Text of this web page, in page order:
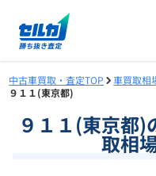
中古車買取・査定TOP 車買取
９１１(東京都)
９１１ (東京都)
取相